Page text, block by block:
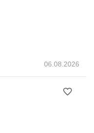
06.08.2026